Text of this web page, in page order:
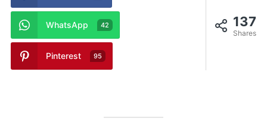
137
Shares
WhatsApp 42
Pinterest 95